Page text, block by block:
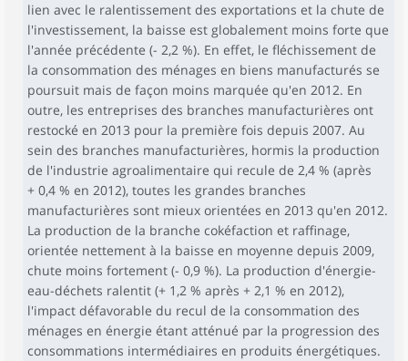
lien avec le ralentissement des exportations et la chute de
l'investissement, la baisse est globalement moins forte que
l'année précédente (- 2,2 %). En effet, le fléchissement de
la consommation des ménages en biens manufacturés se
poursuit mais de façon moins marquée qu'en 2012. En
outre, les entreprises des branches manufacturières ont
restocké en 2013 pour la première fois depuis 2007. Au
sein des branches manufacturières, hormis la production
de l'industrie agroalimentaire qui recule de 2,4 % (après
+ 0,4 % en 2012), toutes les grandes branches
manufacturières sont mieux orientées en 2013 qu'en 2012.
La production de la branche cokéfaction et raffinage,
orientée nettement à la baisse en moyenne depuis 2009,
chute moins fortement (- 0,9 %). La production d'énergie-
eau-déchets ralentit (+ 1,2 % après + 2,1 % en 2012),
l'impact défavorable du recul de la consommation des
ménages en énergie étant atténué par la progression des
consommations intermédiaires en produits énergétiques.